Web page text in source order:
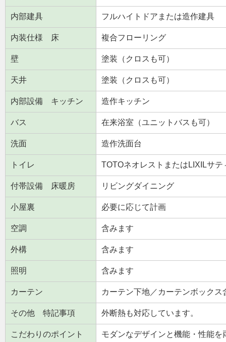
内部建具 フルハイトドアまたは造作建具
内装仕様 床 複合フローリング
壁 塗装（クロスも可）
天井 塗装（クロスも可）
内部設備 キッチン 造作キッチン
バス 在来浴室（ユニットバスも可）
洗面 造作洗面台
トイレ TOTOネオレストまたはLIXILサテ
付帯設備 床暖房 リビングダイニング
小屋裏 必要に応じて計画
空調 含みます
外構 含みます
照明 含みます
カーテン カーテン下地／カーテンボックス
その他 特記事項 外断熱も対応しています。
こだわりのポイント モダンなデザインと機能・性能